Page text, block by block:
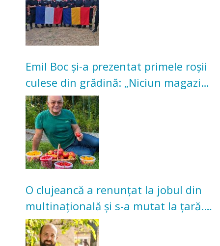
Emil Boc și-a prezentat primele roșii
culese din grădină: „Niciun magazin
nu poate oferi această satisfacție”
O clujeancă a renunțat la jobul din
multinațională și s-a mutat la țară.
Acum cultivă legume în grădina
bunicilor